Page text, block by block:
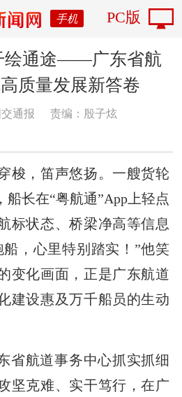
手机 PC版
绘通途——广东省航
质量发展新答卷
通报
责编：殷子炫
梭，笛声悠扬。一艘货轮
长在“粤航通”App上轻点
标状态、桥梁净高等信息
，心里特别踏实！”他笑
变化画面，正是广东航道
建设惠及万千船员的生动
省航道事务中心抓实抓细
坚克难、实干笃行，在广